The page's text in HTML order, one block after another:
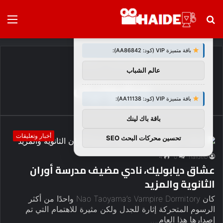
بحث
الرئيسية/ديابوليك
ديابوليك
أخبار وتعليقات
haideb
0
4
عشاق ديابوليك، نادي مضيف مدرسة أوران
الثانوية والمزيد
كان Nao Taoyama’s Vampire Dormitory واحدًا من أكثر
الرسوم المتحركة إثارة للجدل ولكن مثيرة للاهتمام التي تم
إصدارها هذا العام.…
توصيات :
باقة متميزة VIP (كود: AA86842):
عالم الشباب
باقة متميزة VIP (كود: AA11138):
باقة باك لينك
تحسين محركات البحث SEO